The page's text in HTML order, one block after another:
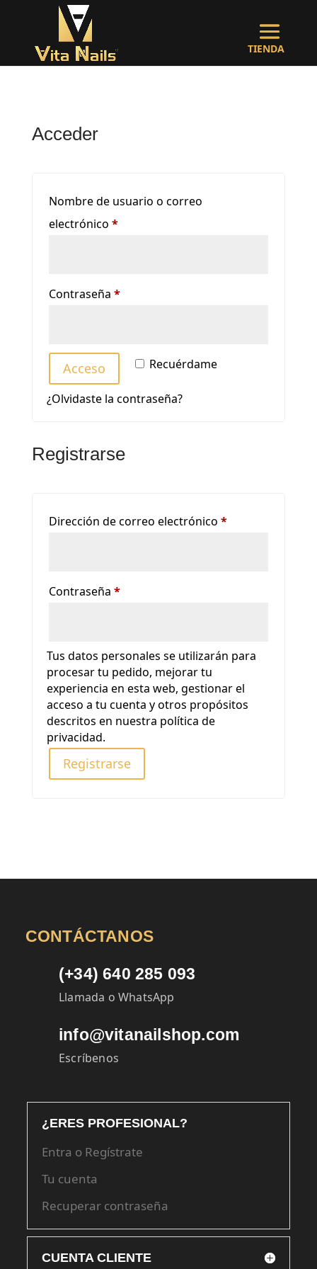
Acceder
Nombre de usuario o correo
electrónico *Obligatorio
Contraseña *Obligatorio
Recuérdame
Acceso
¿Olvidaste la contraseña?
Registrarse
Dirección de correo electrónico *Obligatorio
Contraseña *Obligatorio
Tus datos personales se utilizarán para
procesar tu pedido, mejorar tu
experiencia en esta web, gestionar el
acceso a tu cuenta y otros propósitos
descritos en nuestra política de
privacidad.
Registrarse
CONTÁCTANOS
(+34) 640 285 093
Llamada o WhatsApp
info@vitanailshop.com
Escríbenos
¿ERES PROFESIONAL?
Entra o Regístrate
Tu cuenta
Recuperar contraseña
CUENTA CLIENTE